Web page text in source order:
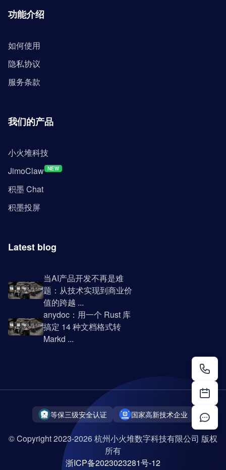
功能介绍
如何使用
隐私协议
服务条款
我们的产品
小火堆科技
JimoClaw NEW
积墨 Chat
积墨投屏
Latest blog
当AI产品开发不再是难
题：从技术实现到商业价
值的跨越 ...
anydoc：用一个 Rust 库
搞定 14 种文档格式转
Markd ...
等保三级安全认证 国家高新技术企业
© Copyright 2023-2026 杭州小火堆数字科技有限公司 版权
所有
浙ICP备2023023281号-12